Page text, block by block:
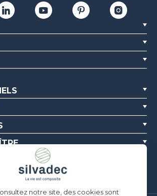
notre site, des cookies sont